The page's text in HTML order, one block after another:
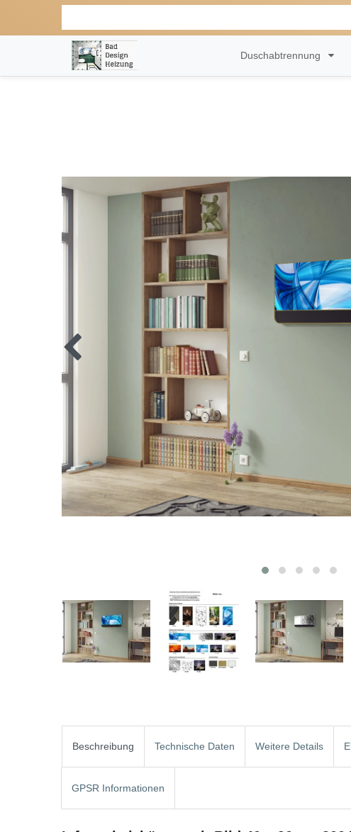
Duschabtrennung
Beschreibung Technische Daten Weitere Details
GPSR Informationen